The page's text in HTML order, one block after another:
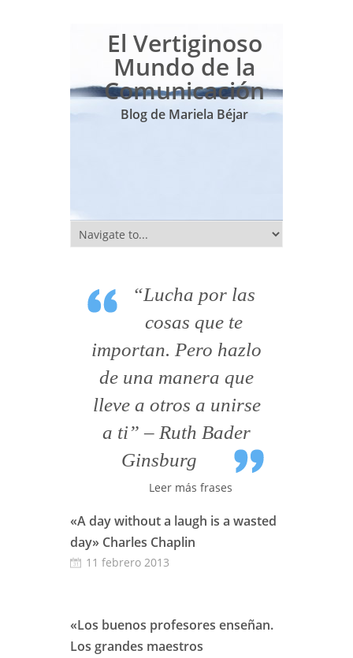
El Vertiginoso
Mundo de la
Comunicación
Blog de Mariela Béjar
“Lucha por las
cosas que te
importan. Pero hazlo
de una manera que
lleve a otros a unirse
a ti” – Ruth Bader
Ginsburg
Leer más frases
«A day without a laugh is a wasted
day» Charles Chaplin
11 febrero 2013
«Los buenos profesores enseñan.
Los grandes maestros